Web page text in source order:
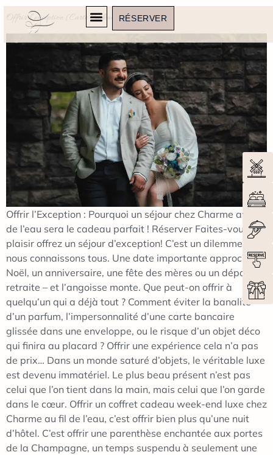
RÉSERVER
Offrir l’exception (Carte Cadeau)
Offrir l’Exception : Pourquoi un séjour chez Charme au fil
de l’eau sera le cadeau parfait ! Réserver Faites-vous
plaisir offrez un séjour d’exception! C’est un dilemme que
nous connaissons tous. Une date importante approche –
Noël, un anniversaire, une fête des mères ou un départ en
retraite – et l’angoisse monte. Que peut-on offrir à
quelqu’un qui a déjà tout ? Comment éviter la banalité
d’un parfum, l’impersonnalité d’une carte bancaire
glissée dans une enveloppe, ou le risque d’un objet déco
qui finira au placard ? Offrir une expérience cela n’a pas
de prix… Dans un monde saturé d’objets, le véritable luxe
est devenu immatériel. Le plus beau présent n’est pas
celui que l’on tient dans la main, mais celui que l’on garde
dans le cœur. Offrir un coffret cadeau week-end luxe chez
Charme au fil de l’eau, c’est offrir bien plus qu’une nuit
d’hôtel. C’est offrir une parenthèse enchantée aux portes
de la Champagne, un temps suspendu à seulement une